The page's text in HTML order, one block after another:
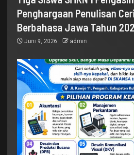
Penghargaan Penulisan
Berbahasa Jawa Tahun
Juni 9, 2026 admin